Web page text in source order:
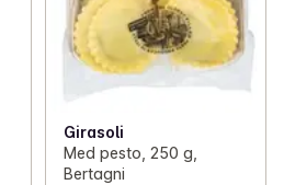
Girasoli
Med pesto, 250 g,
Bertagni